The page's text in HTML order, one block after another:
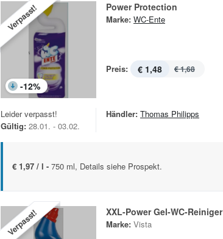
Verpasst!
-12%
Power Protection
Marke: WC-Ente
Preis: € 1,48 € 1,68
Leider verpasst!
Gültig: 28.01. - 03.02.
Händler: Thomas Philipps
€ 1,97 / l - 750 ml, Details siehe Prospekt.
Verpasst! XXL-Power Gel-WC-Reiniger
Marke: Vista